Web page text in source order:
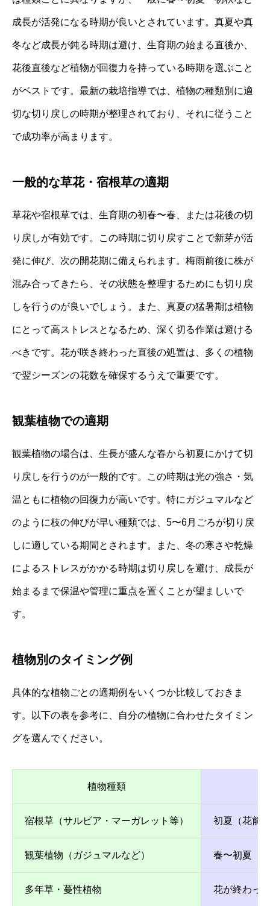
成長が活発になる時期が良いとされています。真夏や真
冬など成長が鈍る時期は避け、生育期の始まる直後か、
花後直後など植物が回復力を持っている時期を選ぶこと
がベストです。最新の栽培指導では、植物の種類別に適
切な切り戻しの時期が整理されており、それに従うこと
で成功率が高まります。
一般的な草花・宿根草の適期
草花や宿根草では、生育期の初春〜春、または花後の切
り戻しが有効です。この時期に切り戻すことで新芽が活
発に伸び、次の開花期に備えられます。梅雨前後に株が
混み合ってきたら、その状態を整理するためにも切り戻
しを行うのが良いでしょう。また、真夏の猛暑期は植物
にとって高ストレスとなるため、深く切る作業は避ける
べきです。花が咲き終わった直後の処置は、多くの植物
で翌シーズンの花数を確保するうえで重要です。
観葉植物での適期
観葉植物の場合は、生長が盛んな春から初夏にかけて切
り戻しを行うのが一般的です。この時期は光の強さ・気
温ともに植物の回復力が高いです。特にガジュマルなど
のように枝の伸びが早い種類では、5〜6月ごろが切り戻
しに適している期間とされます。また、冬の寒さや乾燥
によるストレスがかかる時期は切り戻しを避け、成長が
始まるまで保温や管理に重点を置くことが望ましいで
す。
植物別のタイミング例
具体的な植物ごとの適期例をいくつか比較しておきま
す。以下の表を参考に、自分の植物に合わせたタイミン
グを選んでください。
植物種類
宿根草（サルビア・マーガレット等） 初夏（花前
観葉植物（ガジュマルなど） 春〜初夏（5
多年草・蔓性植物 花が終わっ